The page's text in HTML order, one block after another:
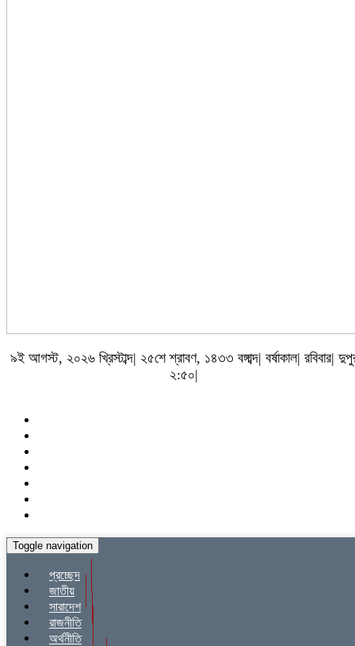
৯ই আগস্ট, ২০২৬ খ্রিস্টাব্দ| ২৫শে শ্রাবণ, ১৪৩৩ বঙ্গাব্দ| বর্ষাকাল| রবিবার|
২:৫০|
Toggle navigation
প্রচ্ছেদ
জাতীয়
সারাদেশ
রাজনীতি
অর্থনীতি